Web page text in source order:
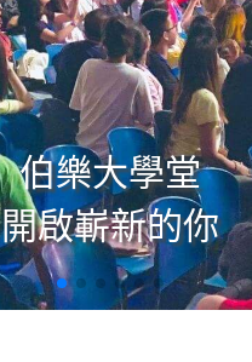
伯樂大學堂
開啟嶄新的你